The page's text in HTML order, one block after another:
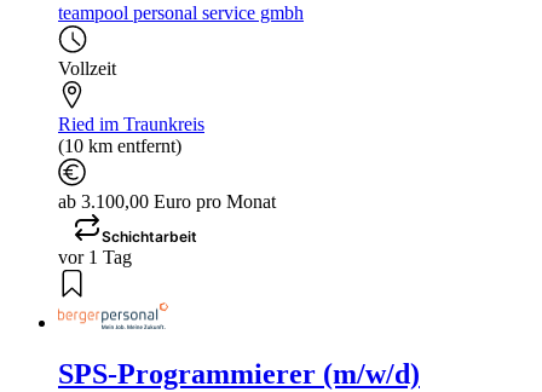
teampool personal service gmbh
Vollzeit
Ried im Traunkreis
(10 km entfernt)
ab 3.100,00 Euro pro Monat
Schichtarbeit
vor 1 Tag
SPS-Programmierer (m/w/d)